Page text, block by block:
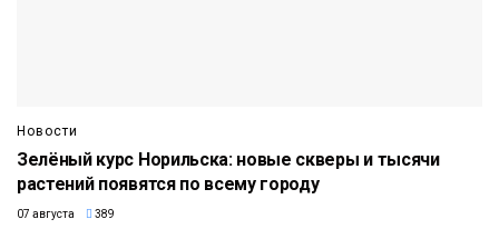
Новости
Зелёный курс Норильска: новые скверы и тысячи
растений появятся по всему городу
07 августа 389